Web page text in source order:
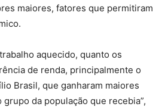
maiores, fatores que permitiram
aquecido, quanto os
de renda, principalmente o
Brasil, que ganharam maiores
da população que recebia”,